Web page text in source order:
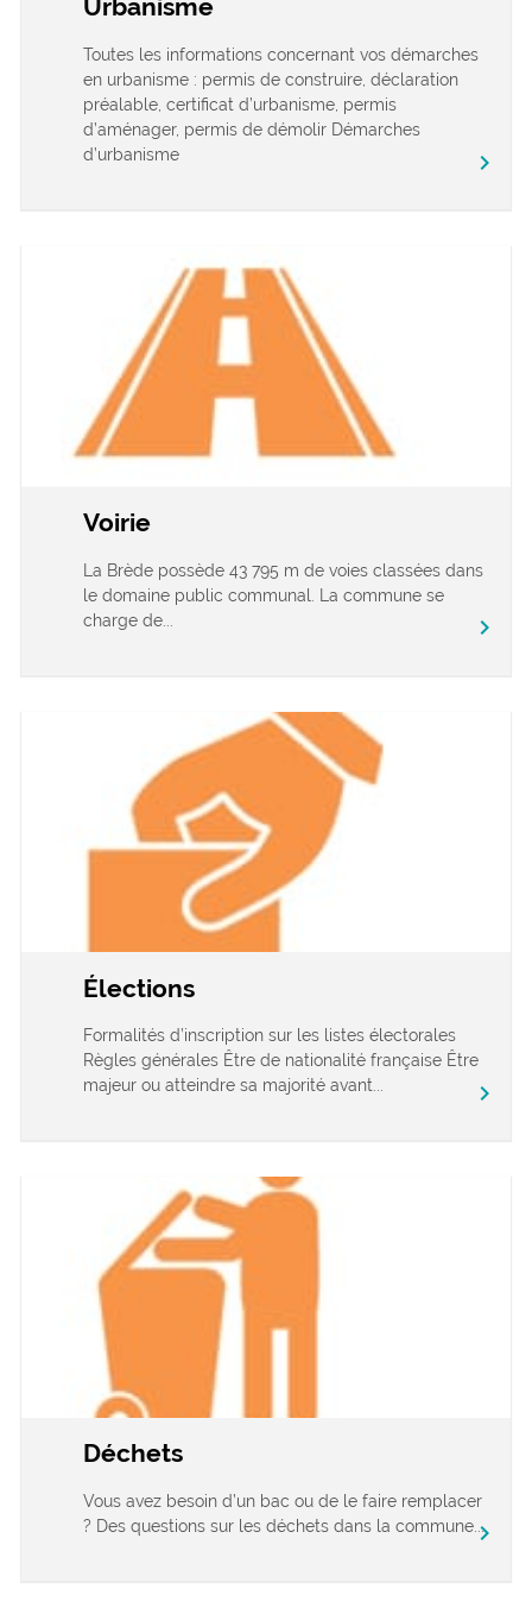
Urbanisme
Toutes les informations concernant vos démarches
en urbanisme : permis de construire, déclaration
préalable, certificat d’urbanisme, permis
d’aménager, permis de démolir Démarches
d’urbanisme
chevron_right
Voirie
La Brède possède 43 795 m de voies classées dans
le domaine public communal. La commune se
charge de...
chevron_right
Élections
Formalités d’inscription sur les listes électorales
Règles générales Être de nationalité française Être
majeur ou atteindre sa majorité avant...
chevron_right
Déchets
Vous avez besoin d’un bac ou de le faire remplacer
? Des questions sur les déchets dans la commune...
chevron_right